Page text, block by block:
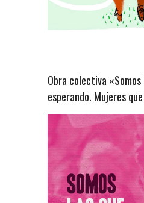
Obra colectiva
esperando. Mujeres